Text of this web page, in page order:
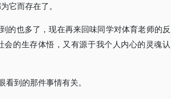
它而存在了。
的也多了，现在再来回味同学对体育老师的反
的生存体悟，又有源于我个人内心的灵魂认
到的那件事情有关。